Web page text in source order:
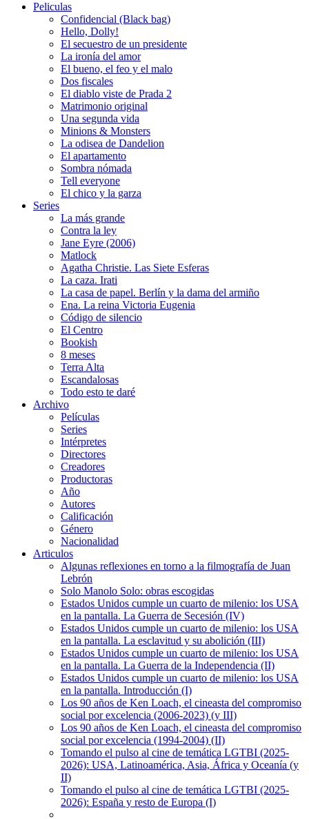
Peliculas
Confidencial (Black bag)
Hello, Dolly!
El secuestro de un presidente
La ironía del amor
El bueno, el feo y el malo
Dos fiscales
El diablo viste de Prada 2
Matrimonio original
Una segunda vida
Minions & Monsters
La odisea de Dandelion
El apartamento
Sombra nómada
Tell everyone
El chico y la garza
Series
La más grande
Contra la ley
Jane Eyre (2006)
Matlock
Agatha Christie. Las Siete Esferas
La caza. Irati
La casa de papel. Berlín y la dama del armiño
Ena. La reina Victoria Eugenia
Código de silencio
El Centro
Bookish
8 meses
Terra Alta
Escandalosas
Todo esto te daré
Archivo
Películas
Series
Intérpretes
Directores
Creadores
Productoras
Año
Autores
Calificación
Género
Nacionalidad
Articulos
Algunas reflexiones en torno a la filmografía de Juan
Lebrón
Solo Manolo Solo: obras escogidas
Estados Unidos cumple un cuarto de milenio: los USA
en la pantalla. La Guerra de Secesión (IV)
Estados Unidos cumple un cuarto de milenio: los USA
en la pantalla. La esclavitud y su abolición (III)
Estados Unidos cumple un cuarto de milenio: los USA
en la pantalla. La Guerra de la Independencia (II)
Estados Unidos cumple un cuarto de milenio: los USA
en la pantalla. Introducción (I)
Los 90 años de Ken Loach, el cineasta del compromiso
social por excelencia (2006-2023) (y III)
Los 90 años de Ken Loach, el cineasta del compromiso
social por excelencia (1994-2004) (II)
Tomando el pulso al cine de temática LGTBI (2025-
2026): USA, Latinoamérica, Asia, África y Oceanía (y
II)
Tomando el pulso al cine de temática LGTBI (2025-
2026): España y resto de Europa (I)